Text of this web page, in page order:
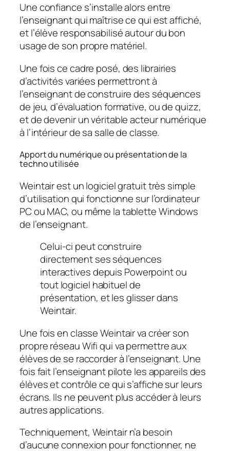
Une confiance s’installe alors entre
l’enseignant qui maîtrise ce qui est affiché,
et l’élève responsabilisé autour du bon
usage de son propre matériel.
Une fois ce cadre posé, des librairies
d’activités variées permettront à
l’enseignant de construire des séquences
de jeu, d’évaluation formative, ou de quizz,
et de devenir un véritable acteur numérique
à l’intérieur de sa salle de classe.
Apport du numérique ou présentation de la
techno utilisée
Weintair est un logiciel gratuit très simple
d’utilisation qui fonctionne sur l’ordinateur
PC ou MAC, ou même la tablette Windows
de l’enseignant.
Celui-ci peut construire
directement ses séquences
interactives depuis Powerpoint ou
tout logiciel habituel de
présentation, et les glisser dans
Weintair.
Une fois en classe Weintair va créer son
propre réseau Wifi qui va permettre aux
élèves de se raccorder à l’enseignant. Une
fois fait l’enseignant pilote les appareils des
élèves et contrôle ce qui s’affiche sur leurs
écrans. Ils ne peuvent plus accéder à leurs
autres applications.
Techniquement, Weintair n’a besoin
d’aucune connexion pour fonctionner, ne